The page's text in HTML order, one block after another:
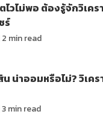
ไวไม่พอ ต้องรู้จักวิเคร
ร์
2 min read
น่าออมหรือไม่? วิเคร
3min read